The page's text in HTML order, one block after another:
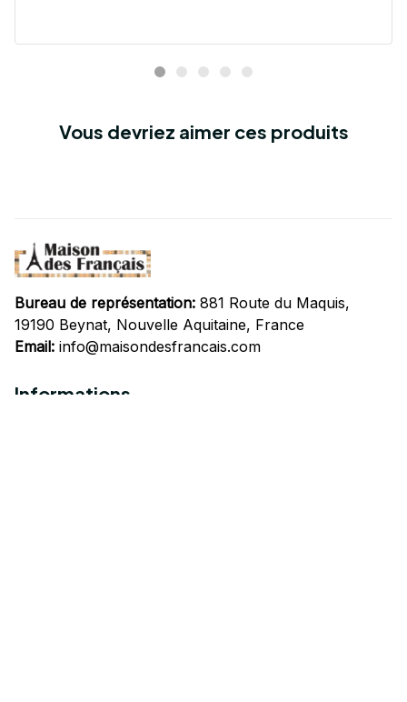
Vous devriez aimer ces produits
Bureau de représentation: 881 Route du Maquis,
19190 Beynat, Nouvelle Aquitaine, France
Email: info@maisondesfrancais.com
Informations